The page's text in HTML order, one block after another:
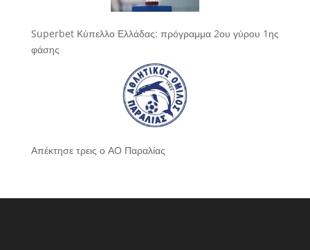
Superbet Κύπελλο Ελλάδας: πρόγραμμα 2ου γύρου 1ης
φάσης
Απέκτησε τρεις ο ΑΟ Παραλίας